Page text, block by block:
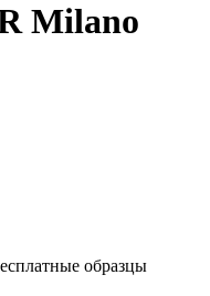
Milano
образцы